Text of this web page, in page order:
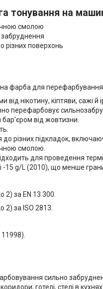
тонування на
смолою
різних поверхонь
фарба для
нікотину, кіптяви, сажі й
перефарбовує
від жовтизни.
до різних підкладок,
смолою.
для проведення
-15 g/L (2010), що менше
2) за EN 13 300.
2) за ISO 2813.
сильно
коридори, готелі, стелі в